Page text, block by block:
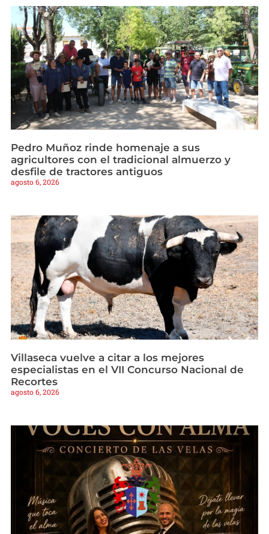
Pedro Muñoz rinde homenaje a sus
agricultores con el tradicional almuerzo y
desfile de tractores antiguos
agosto 6, 2026
Villaseca vuelve a citar a los mejores
especialistas en el VII Concurso Nacional de
Recortes
agosto 6, 2026